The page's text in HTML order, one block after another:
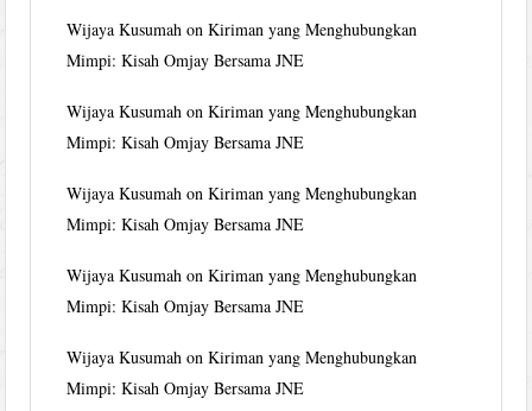
Wijaya Kusumah onKiriman yang Menghubungkan
Mimpi: Kisah Omjay Bersama JNE
Wijaya Kusumah onKiriman yang Menghubungkan
Mimpi: Kisah Omjay Bersama JNE
Wijaya Kusumah onKiriman yang Menghubungkan
Mimpi: Kisah Omjay Bersama JNE
Wijaya Kusumah onKiriman yang Menghubungkan
Mimpi: Kisah Omjay Bersama JNE
Wijaya Kusumah onKiriman yang Menghubungkan
Mimpi: Kisah Omjay Bersama JNE